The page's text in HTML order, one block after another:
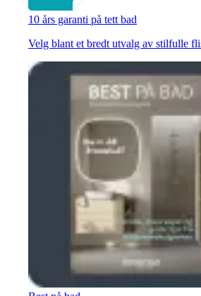
10 års garanti på tett bad
Velg blant et bredt utvalg av stilfulle